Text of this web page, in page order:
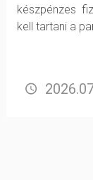
készpénzes
kell tartani a